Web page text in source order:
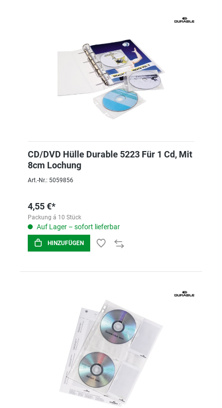
CD/DVD Hülle Durable 5223 Für 1 Cd, Mit
8cm Lochung
Art.-Nr.: 5059856
4,55 €*
Packung á 10 Stück
Auf Lager – sofort lieferbar
HINZUFÜGEN